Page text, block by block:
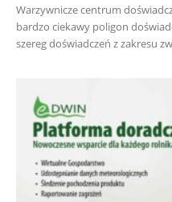
Warzywnicze centrum
bardzo ciekawy poligon
szereg doświadczeń z zakresu